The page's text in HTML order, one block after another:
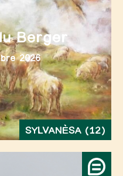
Berger
2026
SYLVANÈSA (12)